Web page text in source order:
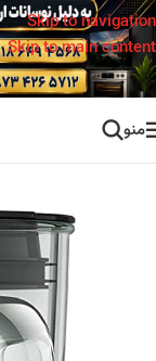
Skip to navigation
Skip to main content
منو